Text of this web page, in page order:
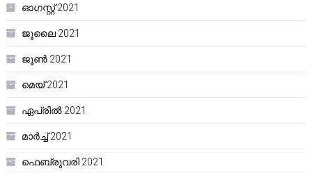
ഓഗസ്റ്റ്‌ 2021
ജൂലൈ 2021
ജൂൺ 2021
മെയ്‌ 2021
ഏപ്രിൽ 2021
മാർച്ച്‌ 2021
ഫെബ്രുവരി 2021